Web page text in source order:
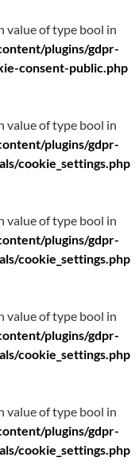
value of type bool in
plugins/gdpr-
consent-public.php
value of type bool in
plugins/gdpr-
cookie_settings.php
value of type bool in
plugins/gdpr-
cookie_settings.php
value of type bool in
plugins/gdpr-
cookie_settings.php
value of type bool in
plugins/gdpr-
cookie_settings.php